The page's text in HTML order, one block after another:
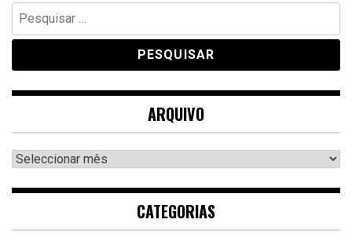
Pesquisar
por:
ARQUIVO
Arquivo
CATEGORIAS